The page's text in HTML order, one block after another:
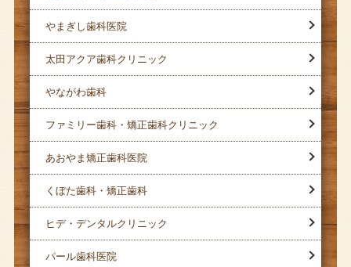
やまぎし歯科医院
太田アクア歯科クリニック
やながわ歯科
ファミリー歯科・矯正歯科クリニック
あおやま矯正歯科医院
くぼた歯科・矯正歯科
ヒデ・デンタルクリニック
パール歯科医院